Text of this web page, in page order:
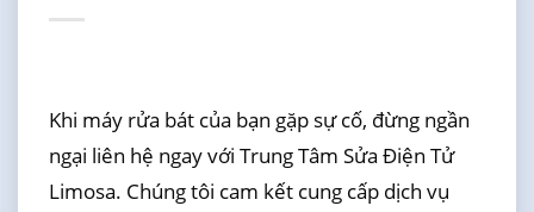
Khi máy rửa bát của bạn gặp sự cố, đừng ngần
ngại liên hệ ngay với Trung Tâm Sửa Điện Tử
Limosa. Chúng tôi cam kết cung cấp dịch vụ